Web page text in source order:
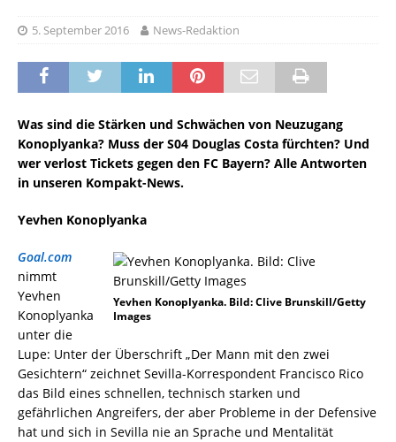
5. September 2016 News-Redaktion
Was sind die Stärken und Schwächen von Neuzugang
Konoplyanka? Muss der S04 Douglas Costa fürchten? Und
wer verlost Tickets gegen den FC Bayern? Alle Antworten
in unseren Kompakt-News.
Yevhen Konoplyanka
Yevhen Konoplyanka. Bild: Clive Brunskill/Getty
Images
Goal.com
nimmt
Yevhen
Konoplyanka
unter die
Lupe: Unter der Überschrift „Der Mann mit den zwei
Gesichtern“ zeichnet Sevilla-Korrespondent Francisco Rico
das Bild eines schnellen, technisch starken und
gefährlichen Angreifers, der aber Probleme in der Defensive
hat und sich in Sevilla nie an Sprache und Mentalität